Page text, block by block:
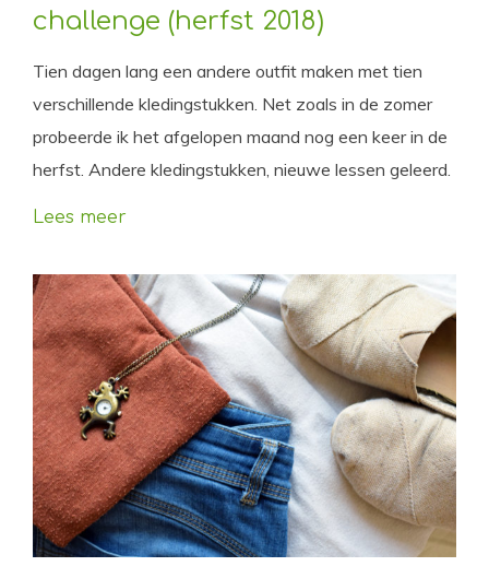
challenge (herfst 2018)
Tien dagen lang een andere outfit maken met tien
verschillende kledingstukken. Net zoals in de zomer
probeerde ik het afgelopen maand nog een keer in de
herfst. Andere kledingstukken, nieuwe lessen geleerd.
Lees meer